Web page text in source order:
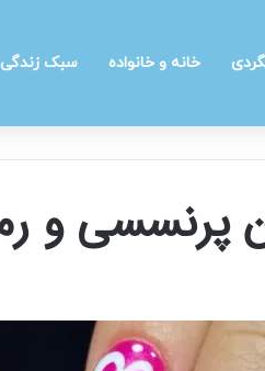
خانه و خانواده سبک زندگی